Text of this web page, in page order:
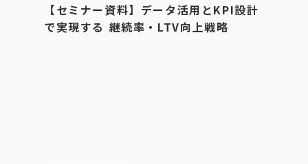
【セミナー資料】データ活用とKPI設計
で実現する 継続率・LTV向上戦略